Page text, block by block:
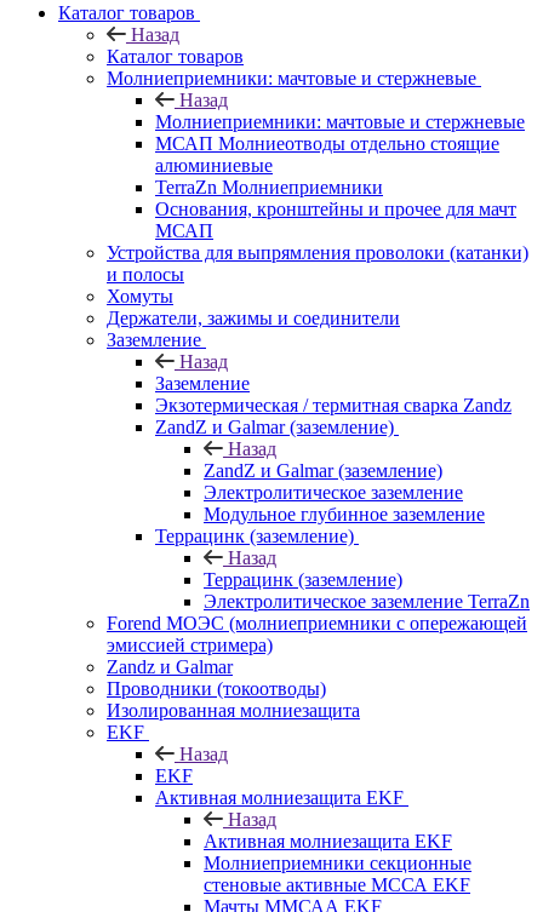
Каталог товаров
Назад
Каталог товаров
Молниеприемники: мачтовые и стержневые
Назад
Молниеприемники: мачтовые и стержневые
МСАП Молниеотводы отдельно стоящие
алюминиевые
TerraZn Молниеприемники
Основания, кронштейны и прочее для мачт
МСАП
Устройства для выпрямления проволоки (катанки)
и полосы
Хомуты
Держатели, зажимы и соединители
Заземление
Назад
Заземление
Экзотермическая / термитная сварка Zandz
ZandZ и Galmar (заземление)
Назад
ZandZ и Galmar (заземление)
Электролитическое заземление
Модульное глубинное заземление
Террацинк (заземление)
Назад
Террацинк (заземление)
Электролитическое заземление TerraZn
Forend МОЭС (молниеприемники с опережающей
эмиссией стримера)
Zandz и Galmar
Проводники (токоотводы)
Изолированная молниезащита
EKF
Назад
EKF
Активная молниезащита EKF
Назад
Активная молниезащита EKF
Молниеприемники секционные
стеновые активные МССА EKF
Мачты ММСАА EKF